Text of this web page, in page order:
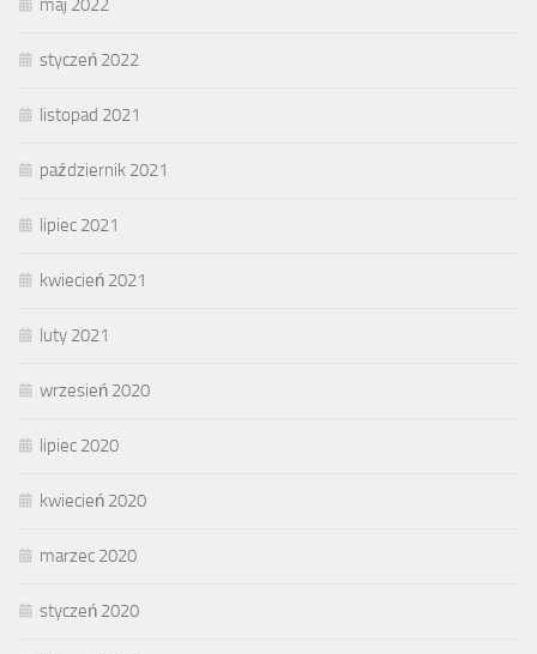
maj 2022
styczeń 2022
listopad 2021
październik 2021
lipiec 2021
kwiecień 2021
luty 2021
wrzesień 2020
lipiec 2020
kwiecień 2020
marzec 2020
styczeń 2020